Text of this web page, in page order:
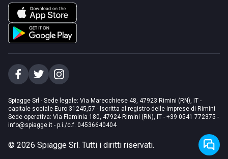
Spiagge Srl - Sede legale: Via Marecchiese 48, 47923 Rimini (RN), IT -
capitale sociale Euro 31245,57 - Iscritta al registro delle imprese di Rimini
Sede operativa: Via Flaminia 180, 47924 Rimini (RN), IT - +39 0541 772375 -
info@spiagge.it - p.i./c.f. 04536640404
© 2026 Spiagge Srl. Tutti i diritti riservati.